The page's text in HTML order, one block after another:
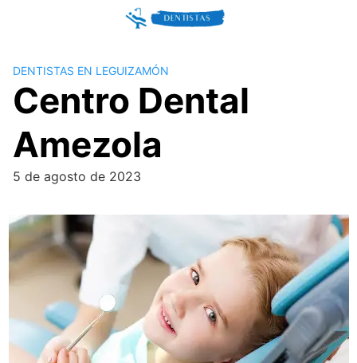
DENTISTAS EN LEGUIZAMÓN
Centro Dental
Amezola
5 de agosto de 2023